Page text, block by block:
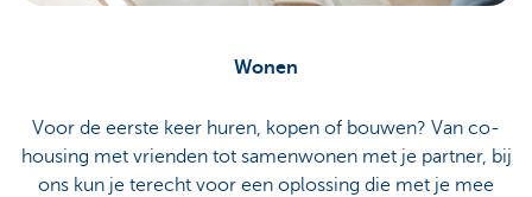
Wonen
Voor de eerste keer huren, kopen of bouwen? Van co-
housing met vrienden tot samenwonen met je partner, bij
ons kun je terecht voor een oplossing die met je mee